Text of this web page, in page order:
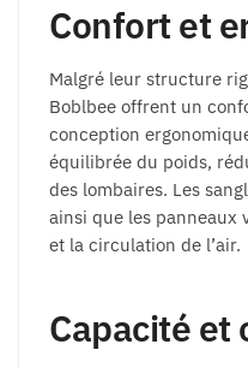
Confort et
Malgré leur structure
Boblbee offrent un
conception
équilibrée du poids,
des lombaires. Les
ainsi que les panneaux
et la circulation de l’air.
Capacité et